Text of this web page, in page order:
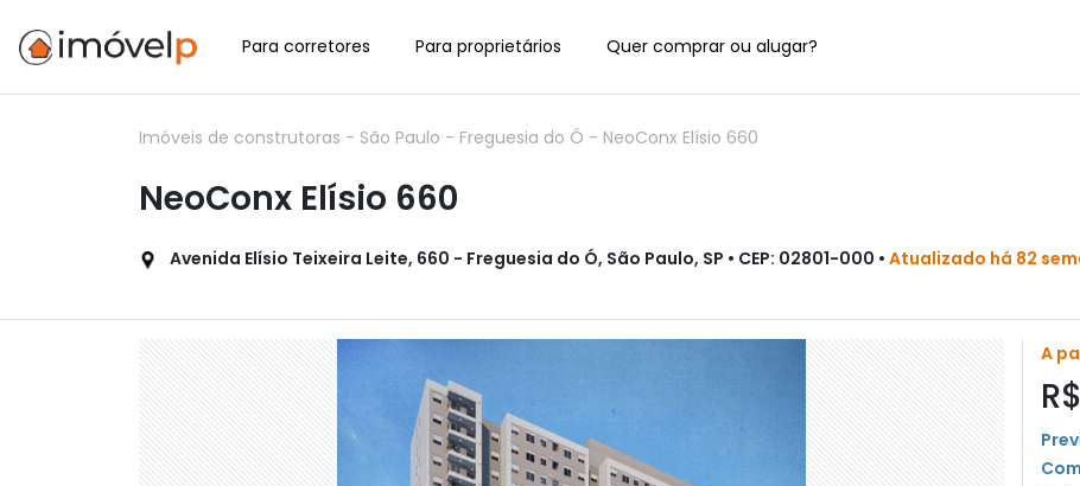
Para corretores Para proprietários Quer comprar ou alugar?
Imóveis de construtoras - São Paulo - Freguesia do Ó - NeoConx Elísio 660
NeoConx Elísio 660
Avenida Elísio Teixeira Leite, 660 - Freguesia do Ó, São Paulo, SP • CEP: 02801-000 • Atualizado há 82
A